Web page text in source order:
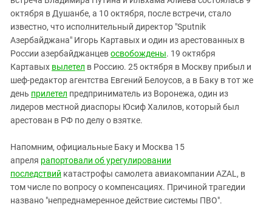
октября в Душанбе, а 10 октября, после встречи, стало
известно, что исполнительный директор "Sputnik
Азербайджана" Игорь Картавых и один из арестованных в
России азербайджанцевосвобождены. 19 октября
Картавых вылетел в Россию. 25 октября в Москву прибыл и
шеф-редактор агентства Евгений Белоусов, а в Баку в тот же
день прилетел предприниматель из Воронежа, один из
лидеров местной диаспоры Юсиф Халилов, который был
арестован в РФ по делу о взятке.
Напомним, официальные Баку и Москва 15
апреля рапортовали об урегулировании
последствий катастрофы самолета авиакомпании AZAL, в
том числе по вопросу о компенсациях. Причиной трагедии
названо "непреднамеренное действие системы ПВО".